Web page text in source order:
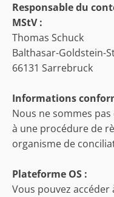
Responsable du
MStV :
Thomas Schuck
Balthasar-Goldstein-
66131 Sarrebruck
Informations
Nous ne sommes
à une procédure de
organisme de
Plateforme OS :
Vous pouvez